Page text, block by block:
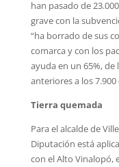
han pasado de
grave con la
“ha borrado de sus
comarca y con los
ayuda en un 65%, de
anteriores a los 7.900
Tierra quemada
Para el alcalde de
Diputación está
con el Alto Vinalopó,